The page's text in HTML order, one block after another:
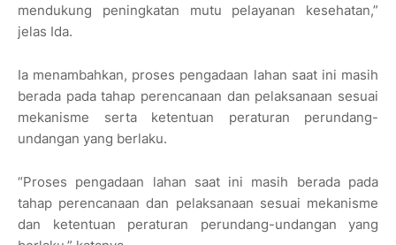
mendukung peningkatan mutu pelayanan kesehatan,”
jelas Ida.
Ia menambahkan, proses pengadaan lahan saat ini masih
berada pada tahap perencanaan dan pelaksanaan sesuai
mekanisme serta ketentuan peraturan perundang-
undangan yang berlaku.
“Proses pengadaan lahan saat ini masih berada pada
tahap perencanaan dan pelaksanaan sesuai mekanisme
dan ketentuan peraturan perundang-undangan yang